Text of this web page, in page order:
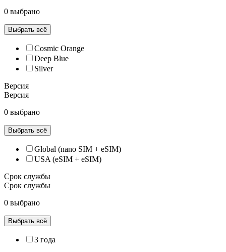
0 выбрано
Выбрать всё
Cosmic Orange
Deep Blue
Silver
Версия
Версия
0 выбрано
Выбрать всё
Global (nano SIM + eSIM)
USA (eSIM + eSIM)
Срок службы
Срок службы
0 выбрано
Выбрать всё
3 года